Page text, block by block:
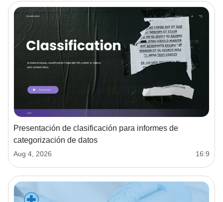
Presentación de clasificación para informes de
categorización de datos
Aug 4, 2026 16:9